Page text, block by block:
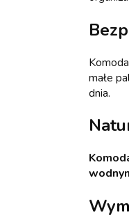
małe
dnia.